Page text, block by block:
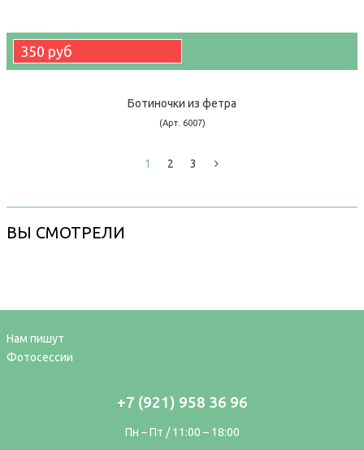
350 руб
Ботиночки из фетра
(Арт. 6007)
1 2 3
ВЫ СМОТРЕЛИ
Нам пишут
Фотосессии
+7 (921) 958 36 96
Пн – Пт / 11:00 – 18:00